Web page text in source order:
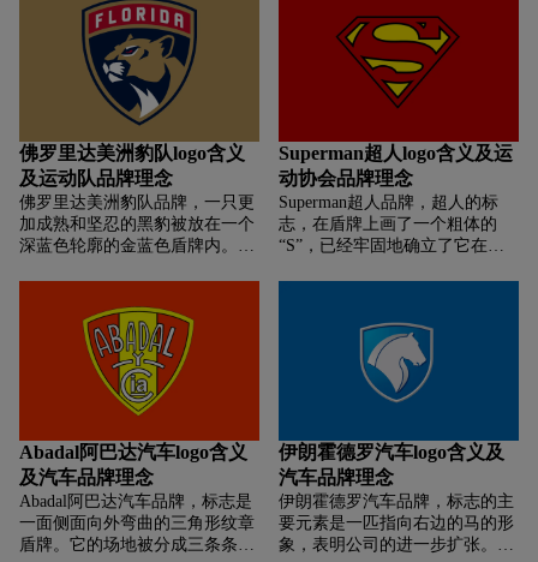
LOGO设计含义？狮子卡通标志
设计含义？狮子卡通商标设计含
义？如何设计狮子卡通商标？如
何设计狮子卡通标志？如何设计
狮子卡通logo？如何设计狮子卡
身。图形有严格的几何线条，由
五个直边组成，在底部形成一个
锐角。金色的王冠被略微移除，
包括四个顶端，末端有圆形，类
佛罗里达美洲豹队logo含义
及运动队品牌理念
佛罗里达美洲豹队品牌，‌‌一只更
加成熟和坚忍的黑豹被放在一个
深蓝色轮廓的金蓝色盾牌内。它
眼睛。盾牌的顶部是一个白色的
“佛罗里达”字样，用红色镶嵌在
金色的轮廓上。这个盾牌类似于
军用狗牌。以前，这个标志被用
作佛罗里达黑豹队的替代标志，
但它的标志不是“佛罗里达”，而
是“黑豹”。
Superman超人logo含义及运
动协会品牌理念
Superman超人品牌，超人的标
志，在盾牌上画了一个粗体的
“S”，已经牢固地确立了它在流
的成功还归功于它所代表的价值
观。即使与同名超级英雄没有直
接联系，它也体现了与全世界人
民产生共鸣的理想。
Abadal阿巴达汽车logo含义
及汽车品牌理念
Abadal阿巴达汽车品牌，标志是
一面侧面向外弯曲的三角形纹章
盾牌。它的场地被分成三条条
‌伊朗霍德罗汽车logo含义及
汽车品牌理念
‌伊朗霍德罗汽车品牌，标志的主
要元素是一匹指向右边的马的形
象，表明公司的进一步扩张。这